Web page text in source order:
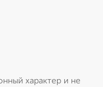
характер и не